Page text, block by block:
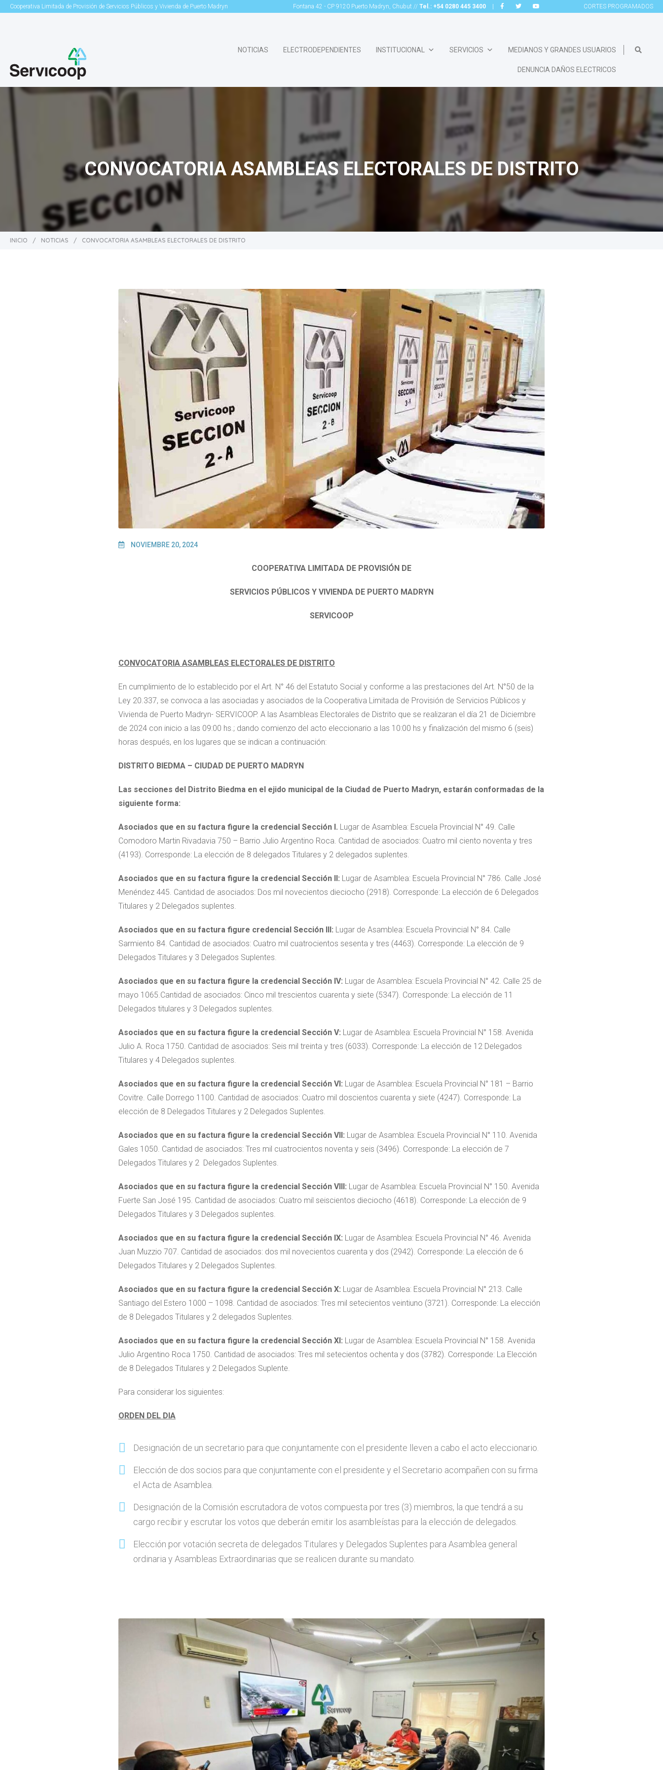
Cooperativa Limitada de Provisión de Servicios Públicos y Vivienda de Puerto Madryn Fontana 42 - CP 9120 Puerto Madryn, Chubut // Tel.: +54 0280 445 3400 CORTES PROGRAMADOS
NOTICIAS ELECTRODEPENDIENTES INSTITUCIONAL SERVICIOS MEDIANOS Y GRANDES USUARIOS
DENUNCIA DAÑOS ELECTRICOS
CONVOCATORIA ASAMBLEAS ELECTORALES DE DISTRITO
INICIO / NOTICIAS / CONVOCATORIA ASAMBLEAS ELECTORALES DE DISTRITO
NOVIEMBRE 20, 2024
COOPERATIVA LIMITADA DE PROVISIÓN DE
SERVICIOS PÚBLICOS Y VIVIENDA DE PUERTO MADRYN
SERVICOOP
CONVOCATORIA ASAMBLEAS ELECTORALES DE DISTRITO
En cumplimiento de lo establecido por el Art. N° 46 del Estatuto Social y conforme a las prestaciones del Art. N°50 de la
Ley 20.337, se convoca a las asociadas y asociados de la Cooperativa Limitada de Provisión de Servicios Públicos y
Vivienda de Puerto Madryn- SERVICOOP. A las Asambleas Electorales de Distrito que se realizaran el día 21 de Diciembre
de 2024 con inicio a las 09:00 hs.; dando comienzo del acto eleccionario a las 10:00 hs y finalización del mismo 6 (seis)
horas después, en los lugares que se indican a continuación:
DISTRITO BIEDMA – CIUDAD DE PUERTO MADRYN
Las secciones del Distrito Biedma en el ejido municipal de la Ciudad de Puerto Madryn, estarán conformadas de la
siguiente forma:
Asociados que en su factura figure la credencial Sección I. Lugar de Asamblea: Escuela Provincial N° 49. Calle
Comodoro Martin Rivadavia 750 – Barrio Julio Argentino Roca. Cantidad de asociados: Cuatro mil ciento noventa y tres
(4193). Corresponde: La elección de 8 delegados Titulares y 2 delegados suplentes.
Asociados que en su factura figure la credencial Sección II: Lugar de Asamblea: Escuela Provincial N° 786. Calle José
Menéndez 445. Cantidad de asociados: Dos mil novecientos dieciocho (2918). Corresponde: La elección de 6 Delegados
Titulares y 2 Delegados suplentes.
Asociados que en su factura figure credencial Sección III: Lugar de Asamblea: Escuela Provincial N° 84. Calle
Sarmiento 84. Cantidad de asociados: Cuatro mil cuatrocientos sesenta y tres (4463). Corresponde: La elección de 9
Delegados Titulares y 3 Delegados Suplentes.
Asociados que en su factura figure la credencial Sección IV: Lugar de Asamblea: Escuela Provincial N° 42. Calle 25 de
mayo 1065.Cantidad de asociados: Cinco mil trescientos cuarenta y siete (5347). Corresponde: La elección de 11
Delegados titulares y 3 Delegados suplentes.
Asociados que en su factura figure la credencial Sección V: Lugar de Asamblea: Escuela Provincial N° 158. Avenida
Julio A. Roca 1750. Cantidad de asociados: Seis mil treinta y tres (6033). Corresponde: La elección de 12 Delegados
Titulares y 4 Delegados suplentes.
Asociados que en su factura figure la credencial Sección VI: Lugar de Asamblea: Escuela Provincial N° 181 – Barrio
Covitre. Calle Dorrego 1100. Cantidad de asociados: Cuatro mil doscientos cuarenta y siete (4247). Corresponde: La
elección de 8 Delegados Titulares y 2 Delegados Suplentes.
Asociados que en su factura figure la credencial Sección VII: Lugar de Asamblea: Escuela Provincial N° 110. Avenida
Gales 1050. Cantidad de asociados: Tres mil cuatrocientos noventa y seis (3496). Corresponde: La elección de 7
Delegados Titulares y 2 Delegados Suplentes.
Asociados que en su factura figure la credencial Sección VIII: Lugar de Asamblea: Escuela Provincial N° 150. Avenida
Fuerte San José 195. Cantidad de asociados: Cuatro mil seiscientos dieciocho (4618). Corresponde: La elección de 9
Delegados Titulares y 3 Delegados suplentes.
Asociados que en su factura figure la credencial Sección IX: Lugar de Asamblea: Escuela Provincial N° 46. Avenida
Juan Muzzio 707. Cantidad de asociados: dos mil novecientos cuarenta y dos (2942). Corresponde: La elección de 6
Delegados Titulares y 2 Delegados Suplentes.
Asociados que en su factura figure la credencial Sección X: Lugar de Asamblea: Escuela Provincial N° 213. Calle
Santiago del Estero 1000 – 1098. Cantidad de asociados: Tres mil setecientos veintiuno (3721). Corresponde: La elección
de 8 Delegados Titulares y 2 delegados Suplentes.
Asociados que en su factura figure la credencial Sección XI: Lugar de Asamblea: Escuela Provincial N° 158. Avenida
Julio Argentino Roca 1750. Cantidad de asociados: Tres mil setecientos ochenta y dos (3782). Corresponde: La Elección
de 8 Delegados Titulares y 2 Delegados Suplente.
Para considerar los siguientes:
ORDEN DEL DIA
Designación de un secretario para que conjuntamente con el presidente lleven a cabo el acto eleccionario.
Elección de dos socios para que conjuntamente con el presidente y el Secretario acompañen con su firma
el Acta de Asamblea.
Designación de la Comisión escrutadora de votos compuesta por tres (3) miembros, la que tendrá a su
cargo recibir y escrutar los votos que deberán emitir los asambleístas para la elección de delegados.
Elección por votación secreta de delegados Titulares y Delegados Suplentes para Asamblea general
ordinaria y Asambleas Extraordinarias que se realicen durante su mandato.